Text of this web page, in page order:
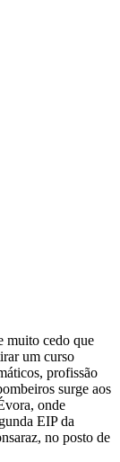
muito cedo que
um curso
profissão
surge aos
onde
EIP da
no posto de